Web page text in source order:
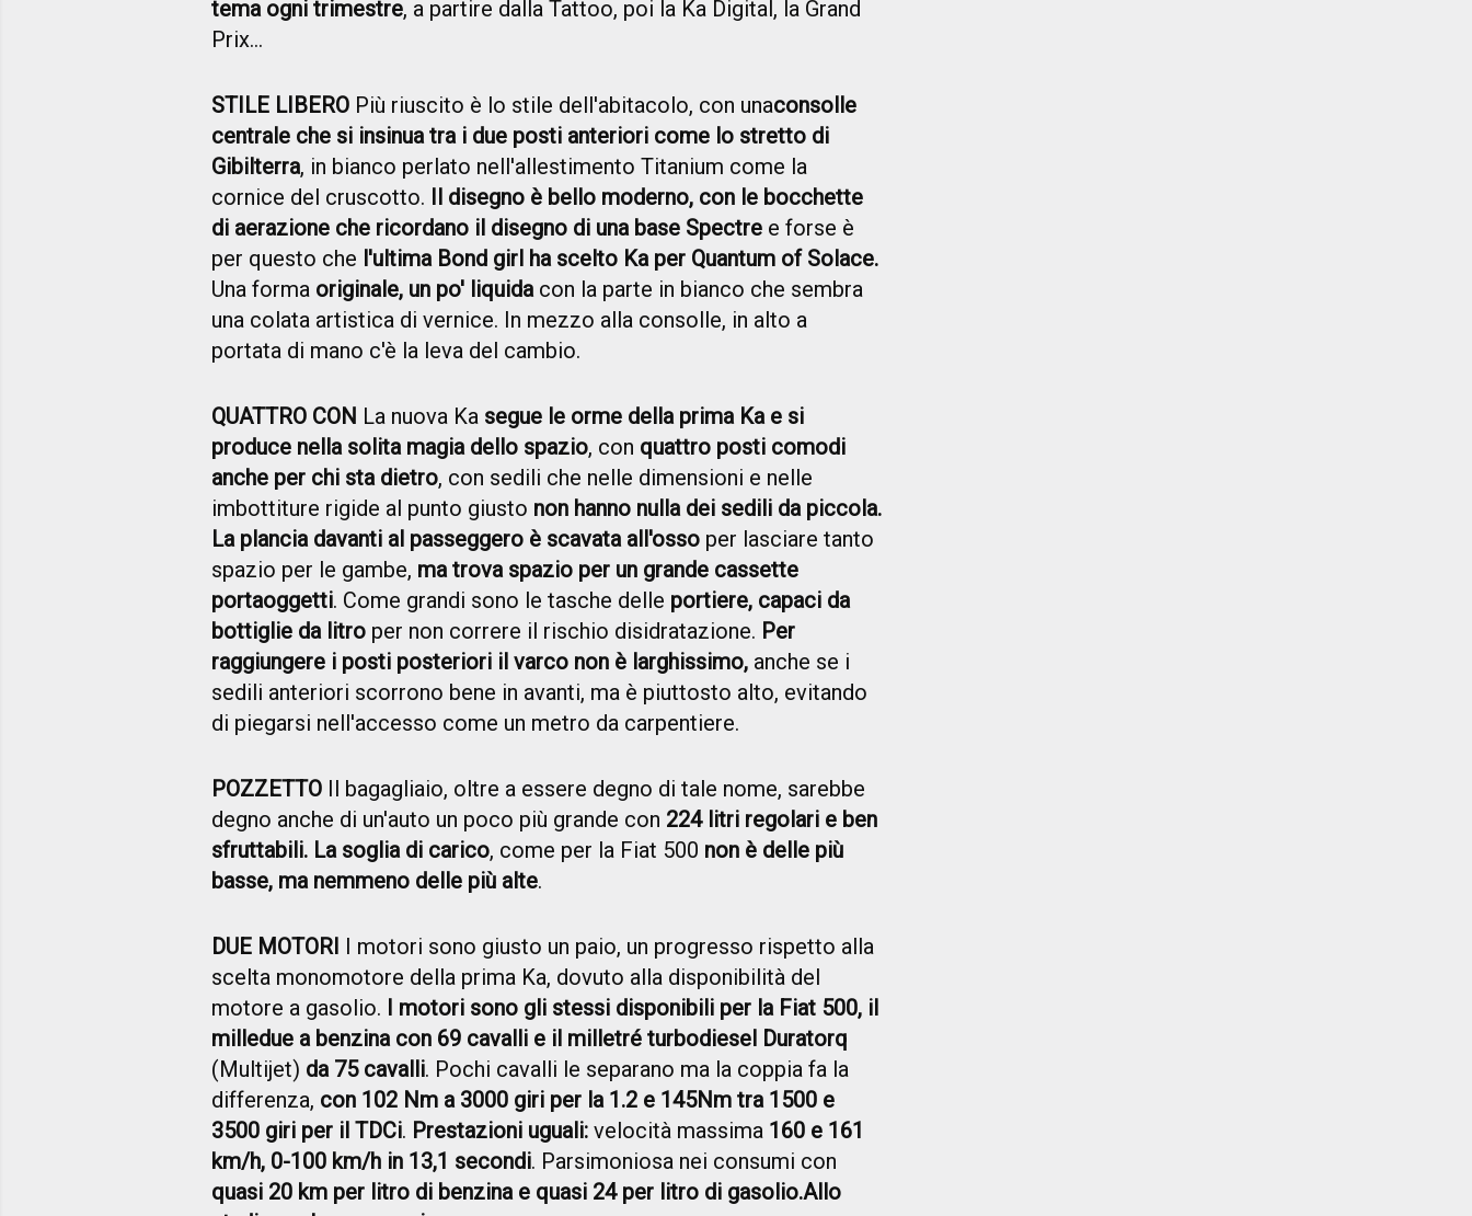
tema ogni trimestre, a partire dalla Tattoo, poi la Ka Digital, la Grand
Prix...
STILE LIBERO Più riuscito è lo stile dell'abitacolo, con unaconsolle
centrale che si insinua tra i due posti anteriori come lo stretto di
Gibilterra, in bianco perlato nell'allestimento Titanium come la
cornice del cruscotto. Il disegno è bello moderno, con le bocchette
di aerazione che ricordano il disegno di una base Spectre e forse è
per questo che l'ultima Bond girl ha scelto Ka per Quantum of Solace.
Una forma originale, un po' liquidacon la parte in bianco che sembra
una colata artistica di vernice. In mezzo alla consolle, in alto a
portata di mano c'è la leva del cambio.
QUATTRO CON La nuova Ka segue le orme della prima Ka e si
produce nella solita magia dello spazio, con quattro posti comodi
anche per chi sta dietro, con sedili che nelle dimensioni e nelle
imbottiture rigide al punto giusto non hanno nulla dei sedili da piccola.
La plancia davanti al passeggero è scavata all'osso per lasciare tanto
spazio per le gambe, ma trova spazio per un grande cassette
portaoggetti. Come grandi sono le tasche delle portiere, capaci da
bottiglie da litro per non correre il rischio disidratazione. Per
raggiungere i posti posteriori il varco non è larghissimo, anche se i
sedili anteriori scorrono bene in avanti, ma è piuttosto alto, evitando
di piegarsi nell'accesso come un metro da carpentiere.
POZZETTO Il bagagliaio, oltre a essere degno di tale nome, sarebbe
degno anche di un'auto un poco più grande con 224 litri regolari e ben
sfruttabili. La soglia di carico, come per la Fiat 500 non è delle più
basse, ma nemmeno delle più alte.
DUE MOTORI I motori sono giusto un paio, un progresso rispetto alla
scelta monomotore della prima Ka, dovuto alla disponibilità del
motore a gasolio. I motori sono gli stessi disponibili per la Fiat 500, il
milledue a benzina con 69 cavalli e il milletré turbodiesel Duratorq
(Multijet) da 75 cavalli. Pochi cavalli le separano ma la coppia fa la
differenza, con 102 Nm a 3000 giri per la 1.2 e 145Nm tra 1500 e
3500 giri per il TDCi. Prestazioni uguali: velocità massima 160 e 161
km/h, 0-100 km/h in 13,1 secondi. Parsimoniosa nei consumi con
quasi 20 km per litro di benzina e quasi 24 per litro di gasolio.Allo